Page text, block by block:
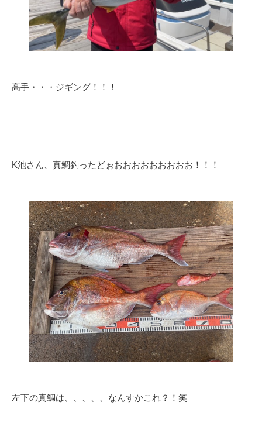
高手・・・ジギング！！！
K池さん、真鯛釣ったどぉおおおおおおおおお！！！
左下の真鯛は、、、、、なんすかこれ？！笑